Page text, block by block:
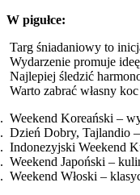
W pigułce:
Targ śniadaniowy to
Wydarzenie promuje
Najlepiej śledzić
Warto zabrać własny
Weekend Koreański –
Dzień Dobry, Tajlandio
Indonezyjski Weekend
Weekend Japoński –
Weekend Włoski –